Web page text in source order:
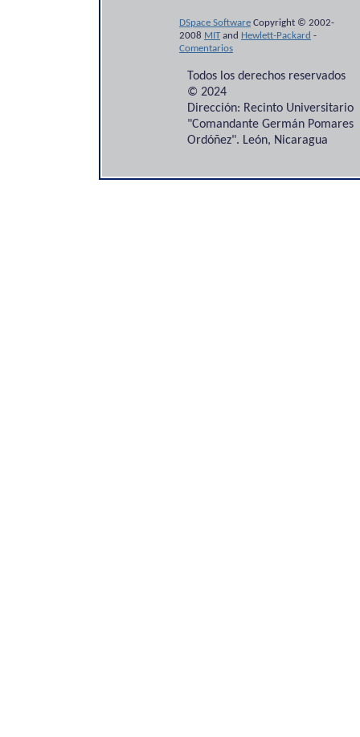
DSpace Software Copyright © 2002-
2008 MITand Hewlett-Packard -
Comentarios
Todos los derechos reservados
© 2024
Dirección: Recinto Universitario
"Comandante Germán Pomares
Ordóñez". León, Nicaragua